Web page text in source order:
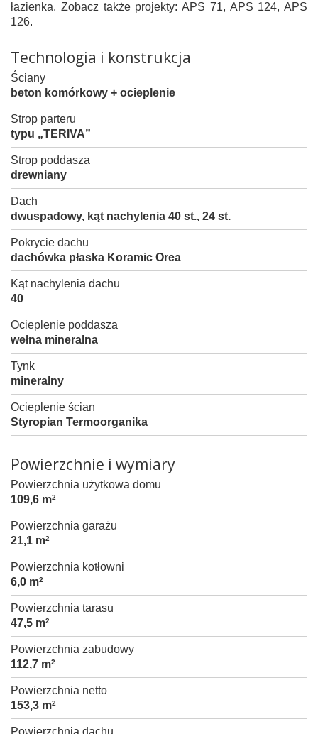
łazienka. Zobacz także projekty: APS 71, APS 124, APS
126.
Technologia i konstrukcja
Ściany
beton komórkowy + ocieplenie
Strop parteru
typu „TERIVA”
Strop poddasza
drewniany
Dach
dwuspadowy, kąt nachylenia 40 st., 24 st.
Pokrycie dachu
dachówka płaska Koramic Orea
Kąt nachylenia dachu
40
Ocieplenie poddasza
wełna mineralna
Tynk
mineralny
Ocieplenie ścian
Styropian Termoorganika
Powierzchnie i wymiary
Powierzchnia użytkowa domu
109,6 m2
Powierzchnia garażu
21,1 m2
Powierzchnia kotłowni
6,0 m2
Powierzchnia tarasu
47,5 m2
Powierzchnia zabudowy
112,7 m2
Powierzchnia netto
153,3 m2
Powierzchnia dachu